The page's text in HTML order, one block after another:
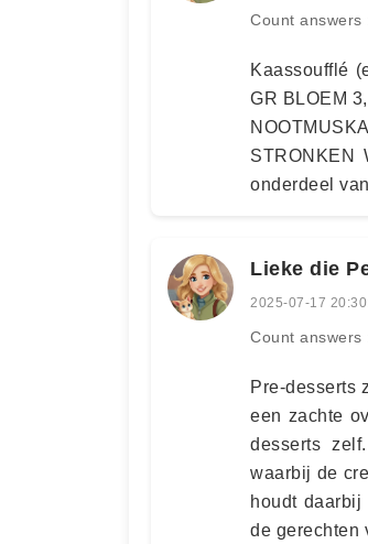
Count answers
Kaassoufflé
GR BLOEM
STRONKEN
onderdeel
Lieke die
2025-07-17
Count answers
Pre-desserts
een zachte
desserts
waarbij de
houdt
de gerechten